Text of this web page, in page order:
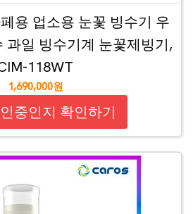
용 업소용 눈꽃 빙수기 우
과일 빙수기계 눈꽃제빙기,
118WT
1,690,000원
중인지 확인하기